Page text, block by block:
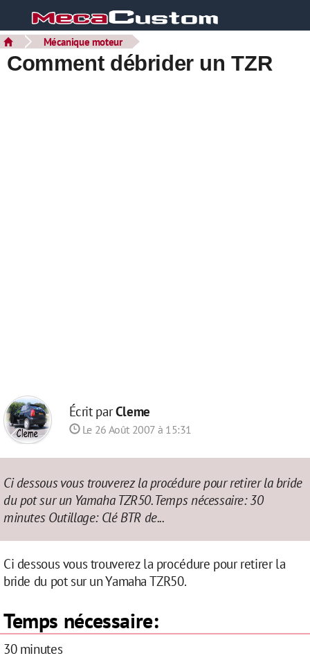
Mécanique moteur
Comment débrider un TZR
Écrit parCleme
Le 26 Août 2007 à 15:31
Ci dessous vous trouverez la procédure pour retirer la bride
du pot sur un Yamaha TZR50. Temps nécessaire: 30
minutes Outillage: Clé BTR de...
Ci dessous vous trouverez la procédure pour retirer la
bride du pot sur un Yamaha TZR50.
Temps nécessaire:
30 minutes